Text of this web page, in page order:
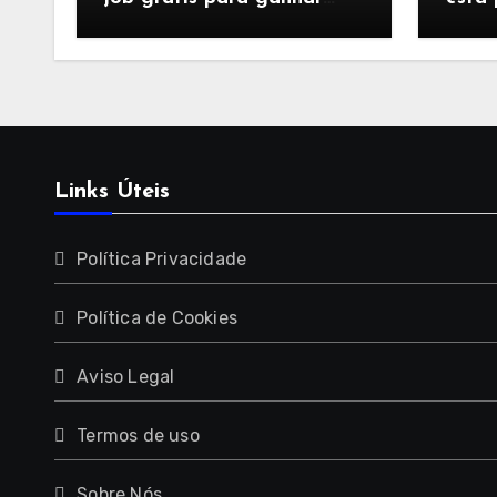
Links Úteis
Política Privacidade
Política de Cookies
Aviso Legal
Termos de uso